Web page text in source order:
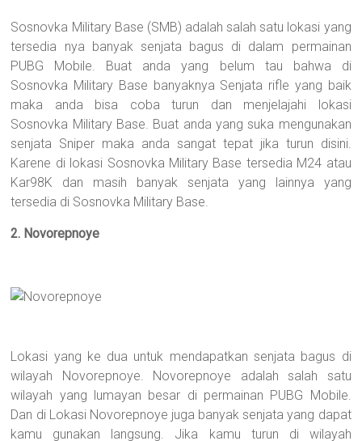
Sosnovka Military Base (SMB) adalah salah satu lokasi yang
tersedia nya banyak senjata bagus di dalam permainan
PUBG Mobile. Buat anda yang belum tau bahwa di
Sosnovka Military Base banyaknya Senjata rifle yang baik
maka anda bisa coba turun dan menjelajahi lokasi
Sosnovka Military Base. Buat anda yang suka mengunakan
senjata Sniper maka anda sangat tepat jika turun disini.
Karene di lokasi Sosnovka Military Base tersedia M24 atau
Kar98K dan masih banyak senjata yang lainnya yang
tersedia di Sosnovka Military Base.
2. Novorepnoye
Lokasi yang ke dua untuk mendapatkan senjata bagus di
wilayah Novorepnoye. Novorepnoye adalah salah satu
wilayah yang lumayan besar di permainan PUBG Mobile.
Dan di Lokasi Novorepnoye juga banyak senjata yang dapat
kamu gunakan langsung. Jika kamu turun di wilayah